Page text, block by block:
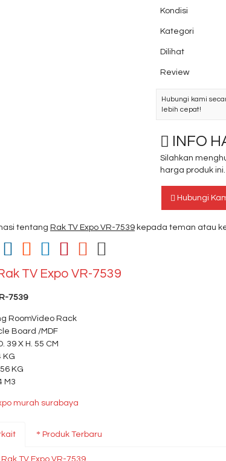
Kondisi
Kategori
Dilihat
Review
Hubungi kami
lebih cepat!
INFO
Silahkan
harga produk ini.
Hubungi
tentang Rak TV Expo VR-7539 kepada teman atau
TV Expo VR-7539
7539
RoomVideo Rack
Board /MDF
39 X H. 55 CM
KG
KG
M3
Produk Terbaru
TV Expo VR-7539